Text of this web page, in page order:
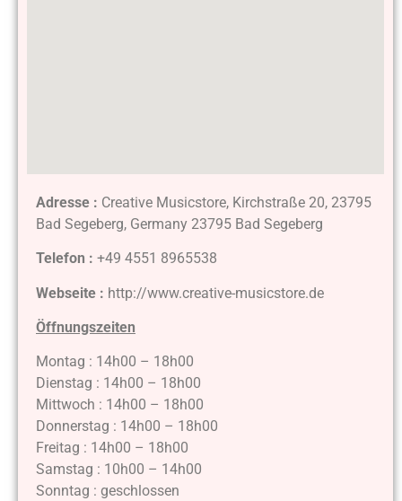
Adresse : Creative Musicstore, Kirchstraße 20, 23795
Bad Segeberg, Germany 23795 Bad Segeberg
Telefon : +49 4551 8965538
Webseite : http://www.creative-musicstore.de
Öffnungszeiten
Montag : 14h00 – 18h00
Dienstag : 14h00 – 18h00
Mittwoch : 14h00 – 18h00
Donnerstag : 14h00 – 18h00
Freitag : 14h00 – 18h00
Samstag : 10h00 – 14h00
Sonntag : geschlossen